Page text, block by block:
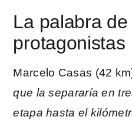
La palabra de
protagonistas
Marcelo Casas (42
que la separaría en
etapa hasta el